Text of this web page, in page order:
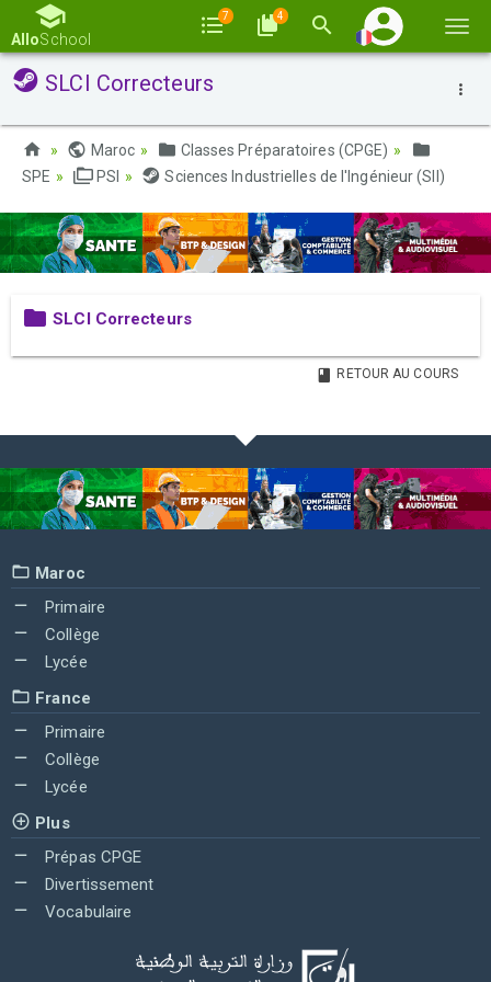
la
AlloSchool
7 4
SLCI Correcteurs
Maroc
Classes Préparatoires (CPGE)
SPE
PSI Sciences Industrielles de l'Ingénieur (SII)
SLCI Correcteurs
RETOUR AU COURS
Maroc
Primaire
Collège
Lycée
France
Primaire
Collège
Lycée
Plus
Prépas CPGE
Divertissement
Vocabulaire